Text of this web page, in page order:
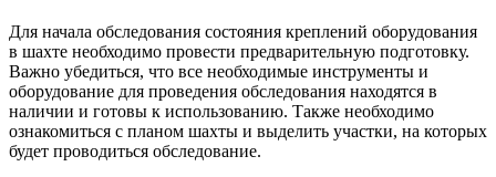
Для начала обследования состояния креплений оборудования
в шахте необходимо провести предварительную подготовку.
Важно убедиться, что все необходимые инструменты и
оборудование для проведения обследования находятся в
наличии и готовы к использованию. Также необходимо
ознакомиться с планом шахты и выделить участки, на которых
будет проводиться обследование.